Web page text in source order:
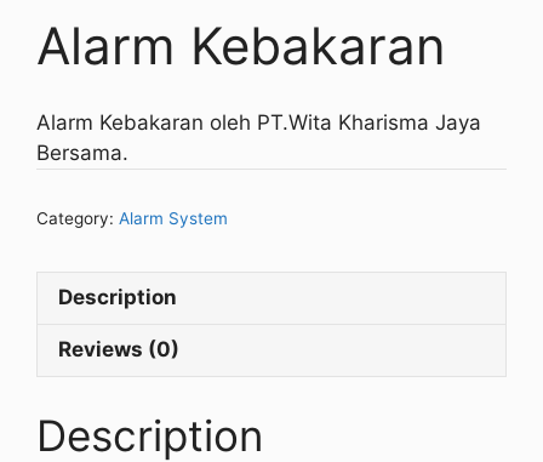
Alarm Kebakaran
Alarm Kebakaran oleh PT.Wita Kharisma Jaya
Bersama.
Category: Alarm System
Description
Reviews (0)
Description